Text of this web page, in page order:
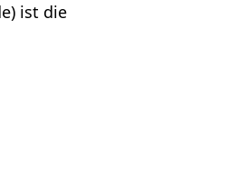
ist die